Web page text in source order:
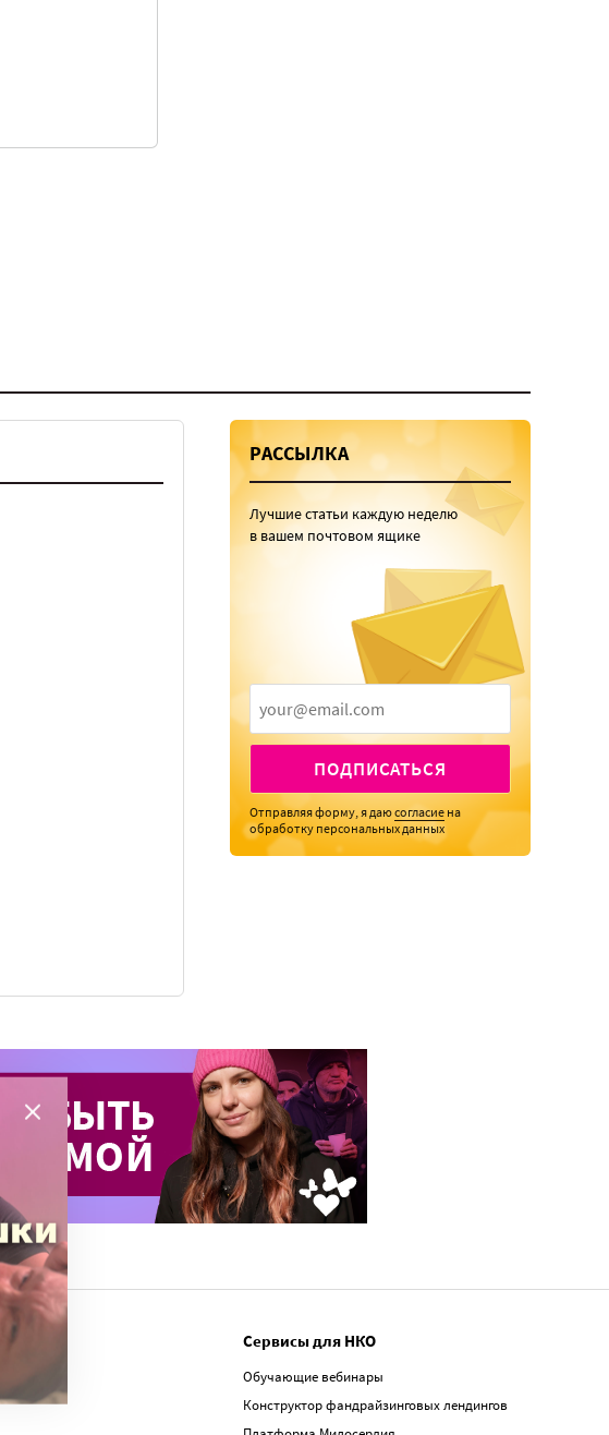
РАССЫЛКА
Лучшие статьи каждую неделю
в вашем почтовом ящике
ПОДПИСАТЬСЯ
Отправляя форму, я даюсогласие на
обработку персональных данных
Сервисы для НКО
Обучающие вебинары
Конструктор фандрайзинговых лендингов